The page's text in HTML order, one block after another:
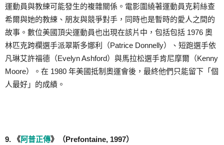
運動員與教練可能發生的複雜關係。電影圍繞著運動員克莉絲查
希爾與她的教練、朋友與競爭對手，同時也是暫時的愛人之間的
故事。數位美國頂尖運動員也出現在該片中，包括包括 1976 奧
林匹克跨欄選手派翠斯多娜利（Patrice Donnelly）、短跑選手依
凡琳艾許福德（Evelyn Ashford）與馬拉松選手肯尼摩爾（Kenny
Moore）。在 1980 年美國抵制奧運會後，最終他們只能留下「個
人最好」的成績。
9. 《阿普正傳》（Prefontaine, 1997）